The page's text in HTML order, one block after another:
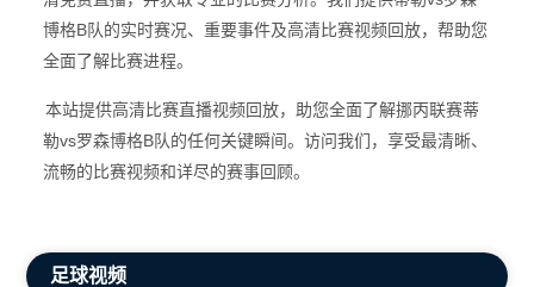
博格B队的实时赛况、重要事件及高清比赛视频回放，帮助您
全面了解比赛进程。
本站提供高清比赛直播视频回放，助您全面了解挪丙联赛蒂
勒vs罗森博格B队的任何关键瞬间。访问我们，享受最清晰、
流畅的比赛视频和详尽的赛事回顾。
足球视频